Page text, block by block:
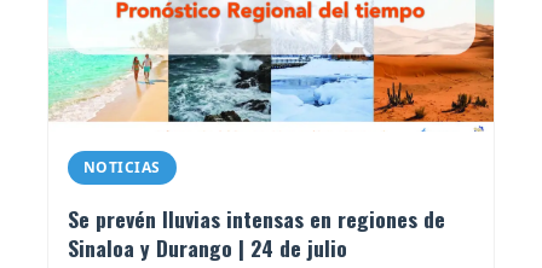
NOTICIAS
Se prevén lluvias intensas en regiones de
Sinaloa y Durango | 24 de julio